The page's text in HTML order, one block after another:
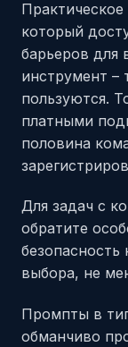
который
барьеров
инструмент –
пользуются.
платными
половина
Для задач с
обратите
выбора, не
Промпты в
обманчиво